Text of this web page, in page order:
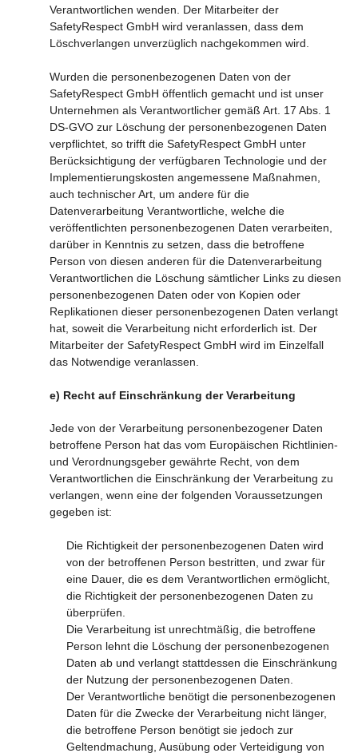
Verantwortlichen wenden. Der Mitarbeiter der
SafetyRespect GmbH wird veranlassen, dass dem
Löschverlangen unverzüglich nachgekommen wird.
Wurden die personenbezogenen Daten von der
SafetyRespect GmbH öffentlich gemacht und ist unser
Unternehmen als Verantwortlicher gemäß Art. 17 Abs. 1
DS-GVO zur Löschung der personenbezogenen Daten
verpflichtet, so trifft die SafetyRespect GmbH unter
Berücksichtigung der verfügbaren Technologie und der
Implementierungskosten angemessene Maßnahmen,
auch technischer Art, um andere für die
Datenverarbeitung Verantwortliche, welche die
veröffentlichten personenbezogenen Daten verarbeiten,
darüber in Kenntnis zu setzen, dass die betroffene
Person von diesen anderen für die Datenverarbeitung
Verantwortlichen die Löschung sämtlicher Links zu diesen
personenbezogenen Daten oder von Kopien oder
Replikationen dieser personenbezogenen Daten verlangt
hat, soweit die Verarbeitung nicht erforderlich ist. Der
Mitarbeiter der SafetyRespect GmbH wird im Einzelfall
das Notwendige veranlassen.
e) Recht auf Einschränkung der Verarbeitung
Jede von der Verarbeitung personenbezogener Daten
betroffene Person hat das vom Europäischen Richtlinien-
und Verordnungsgeber gewährte Recht, von dem
Verantwortlichen die Einschränkung der Verarbeitung zu
verlangen, wenn eine der folgenden Voraussetzungen
gegeben ist:
Die Richtigkeit der personenbezogenen Daten wird
von der betroffenen Person bestritten, und zwar für
eine Dauer, die es dem Verantwortlichen ermöglicht,
die Richtigkeit der personenbezogenen Daten zu
überprüfen.
Die Verarbeitung ist unrechtmäßig, die betroffene
Person lehnt die Löschung der personenbezogenen
Daten ab und verlangt stattdessen die Einschränkung
der Nutzung der personenbezogenen Daten.
Der Verantwortliche benötigt die personenbezogenen
Daten für die Zwecke der Verarbeitung nicht länger,
die betroffene Person benötigt sie jedoch zur
Geltendmachung, Ausübung oder Verteidigung von